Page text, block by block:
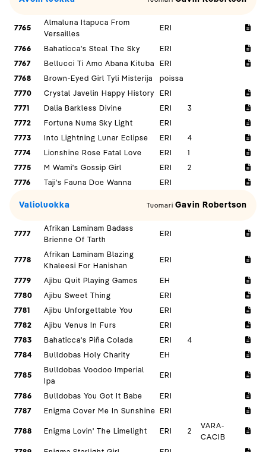
7765
Almaluna Itapuca From
Versailles
ERI
7766 Bahaticca's Steal The Sky
ERI
7767
Bellucci Ti Amo Abana Kituba
ERI
7768
Brown-Eyed Girl Tyli Misterija
poissa
7770
Crystal Javelin Happy History ERI
7771
Dalia Barkless Divine ERI
3
7772
Fortuna Numa Sky Light
ERI
7773
Into Lightning Lunar Eclipse ERI
4
7774
Lionshine Rose Fatal Love ERI
1
7775
M Wami's Gossip Girl ERI
2
7776
Taji's Fauna Doe Wanna ERI
Valioluokka Tuomari Gavin Robertson
7777
Afrikan Laminam Badass
Brienne Of Tarth
ERI
7778
Afrikan Laminam Blazing
Khaleesi For Hanishan
ERI
7779 Ajibu Quit Playing Games
EH
7780
Ajibu Sweet Thing
ERI
7781
Ajibu Unforgettable You
ERI
7782
Ajibu Venus In Furs
ERI
7783
Bahaticca's Piña Colada ERI
4
7784
Bulldobas Holy Charity EH
7785
Bulldobas Voodoo Imperial
Ipa
ERI
7786 Bulldobas You Got It Babe
ERI
7787
Enigma Cover Me In Sunshine ERI
7788 Enigma Lovin' The Limelight ERI 2
VARA-
CACIB